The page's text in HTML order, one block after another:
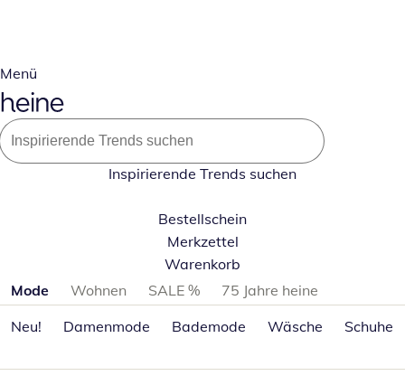
Menü
Inspirierende Trends suchen
Bestellschein
Merkzettel
Warenkorb
Produktkategorien überspringen
Mode Wohnen SALE %
75 Jahre heine
Neu!
Damenmode Bademode Wäsche Schuhe